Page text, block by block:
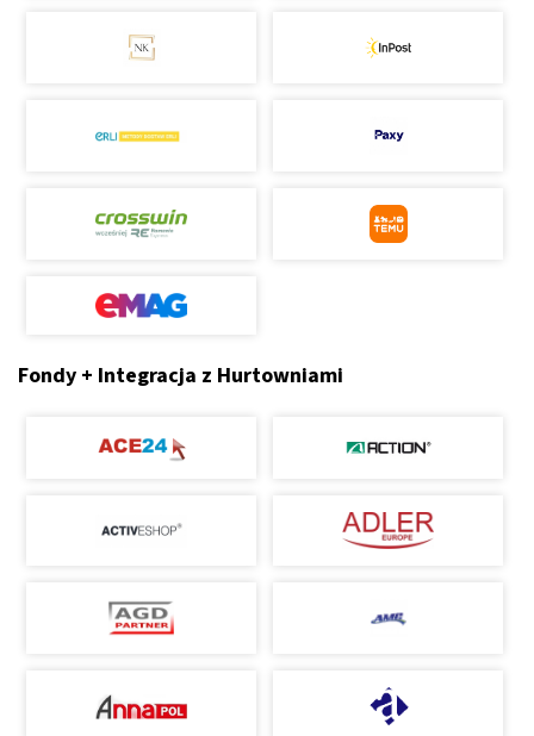
Fondy + Integracja z Hurtowniami